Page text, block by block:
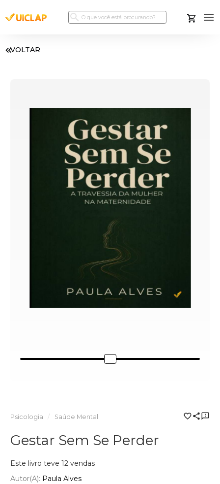
VOLTAR
Psicologia Saúde Mental
Gestar Sem Se Perder
Este livro teve 12 vendas
Autor(a): Paula Alves